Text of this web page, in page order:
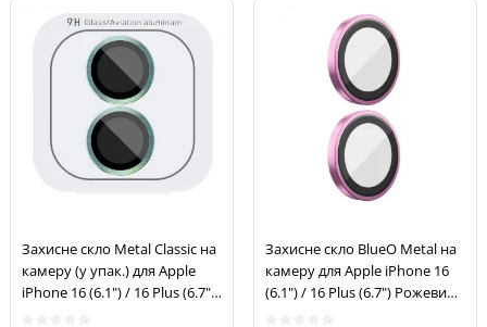
Захисне скло Metal Classic на
камеру (у упак.) для Apple
iPhone 16 (6.1") / 16 Plus (6.7")
Захисне скло BlueO Metal на
камеру для Apple iPhone 16
(6.1") / 16 Plus (6.7") Рожевий /